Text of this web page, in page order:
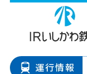
運行情報